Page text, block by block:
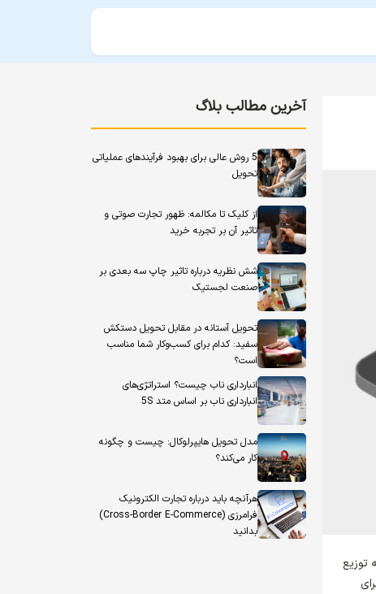
توزیع
آخرین مطالب بلاگ
5 روش عالی برای بهبود فرآیندهای عملیاتی
تحویل
از کلیک تا مکالمه: ظهور تجارت صوتی و
تاثیر آن بر تجربه خرید
شش نظریه درباره تاثیر چاپ سه بعدی بر
صنعت لجستیک
تحویل آستانه در مقابل تحویل دستکش
سفید: کدام برای کسب‌وکار شما مناسب
است؟
انبارداری ناب چیست؟ استراتژی‌های
انبارداری ناب بر اساس متد 5S
مدل تحویل هایپرلوکال: چیست و چگونه
کار می‌کند؟
هرآنچه باید درباره تجارت الکترونیک
فرامرزی (Cross-Border E-Commerce)
بدانید